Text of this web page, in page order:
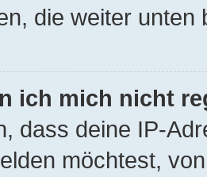
die weiter unten
ich mich nicht
dass deine IP-
möchtest,